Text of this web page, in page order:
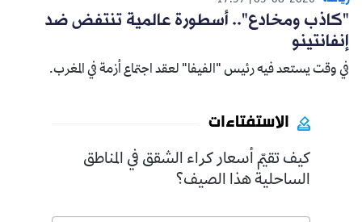
"كاذب ومخادع".. أسطورة عالمية تنتفض ضد
إنفانتينو
في وقت يستعد فيه رئيس "الفيفا" لعقد اجتماع أزمة في المغرب.
الاستفتاءات
كيف تقيّم أسعار كراء الشقق في المناطق
الساحلية هذا الصيف؟